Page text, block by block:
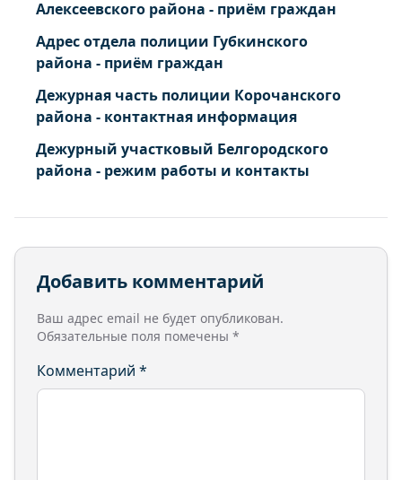
Алексеевского района - приём граждан
Адрес отдела полиции Губкинского
района - приём граждан
Дежурная часть полиции Корочанского
района - контактная информация
Дежурный участковый Белгородского
района - режим работы и контакты
Добавить комментарий
Ваш адрес email не будет опубликован.
Обязательные поля помечены *
Комментарий *